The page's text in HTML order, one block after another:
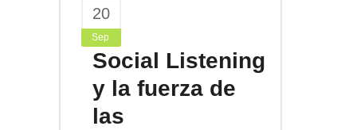
20
Sep
Social Listening
y la fuerza de
las